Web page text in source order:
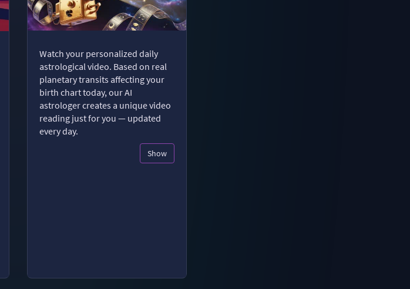
Watch your personalized daily
astrological video. Based on real
planetary transits affecting your
birth chart today, our AI
astrologer creates a unique video
reading just for you — updated
every day.
Show